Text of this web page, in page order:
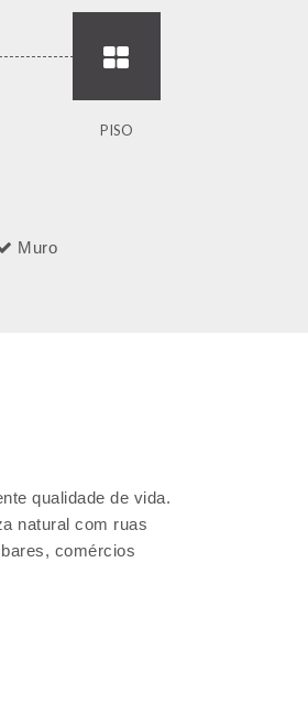
PISO
Muro
qualidade de vida.
natural com ruas
comércios